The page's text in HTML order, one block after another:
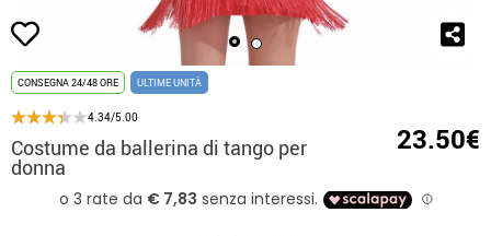
CONSEGNA 24/48 ORE ULTIME UNITÀ
4.34/5.00
Costume da ballerina di tango per
donna
23.50€